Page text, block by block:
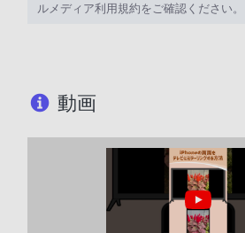
ルメディア利用規約をご確認ください。
動画